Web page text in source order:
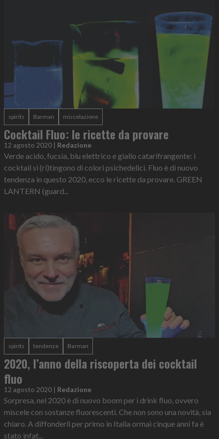
spirits Barman miscelazione
Cocktail Fluo: le ricette da provare
12 agosto 2020 | Redazione
Verde acido, fucsia, blu elettrico e giallo catarifrangente: i
cocktail si (ri)tingono di colori psichedelici. Fluo è di nuovo
tendenza in questo 2020, ecco le ricette da provare. GREEN
LANTERN (guard...
spirits tendenze Barman
2020, l’anno della riscoperta dei cocktail
fluo
12 agosto 2020 | Redazione
Sorpresa, nel 2020 è di nuovo boom per i drink fluo, ovvero
miscele con sostanze fluorescenti. Che non sono una novità, sia
chiaro. A diffonderli per primo in Italia ormai cinque anni fa è
stato infat...